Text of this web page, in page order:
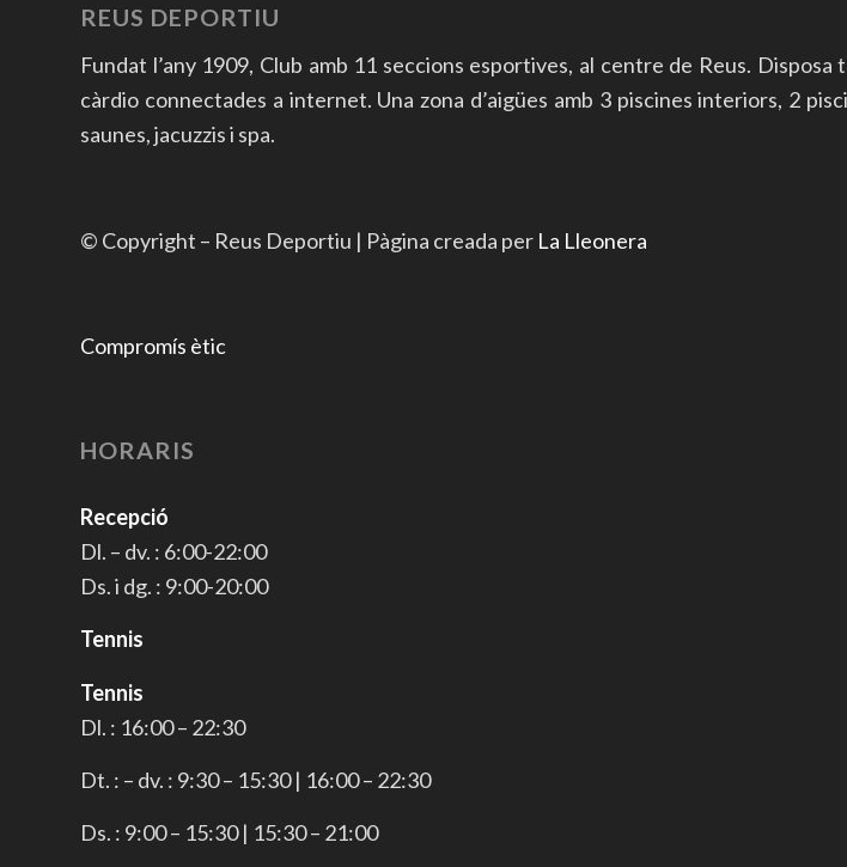
REUS DEPORTIU
Fundat l’any 1909, Club amb 11 seccions esportives, al centre de Reus.
càrdio connectades a internet. Una zona d’aigües amb 3 piscines interiors, 2
saunes, jacuzzis i spa.
© Copyright – Reus Deportiu | Pàgina creada per La Lleonera
Compromís ètic
HORARIS
Recepció
Dl. – dv. : 6:00-22:00
Ds. i dg. : 9:00-20:00
Tennis
Tennis
Dl. : 16:00 – 22:30
Dt. : – dv. : 9:30 – 15:30 | 16:00 – 22:30
Ds. : 9:00 – 15:30 | 15:30 – 21:00